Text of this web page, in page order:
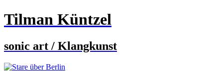
Tilman Küntzel
sonic art / Klangkunst